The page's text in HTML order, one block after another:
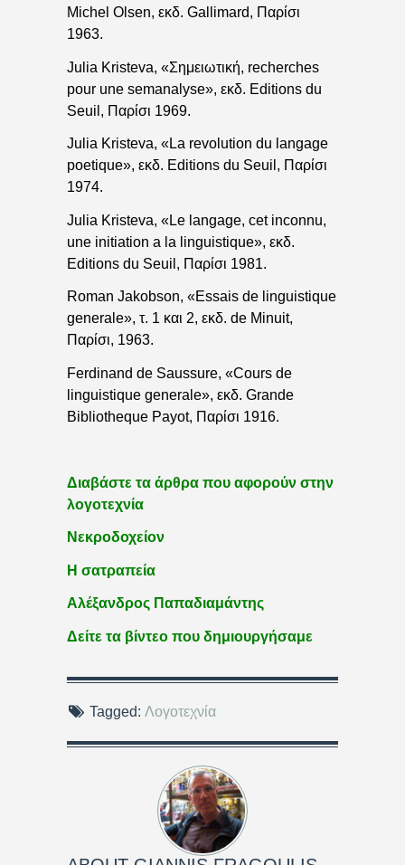
Michel Olsen, εκδ. Gallimard, Παρίσι
1963.
Julia Kristeva, «Σημειωτική, recherches
pour une semanalyse», εκδ. Editions du
Seuil, Παρίσι 1969.
Julia Kristeva, «La revolution du langage
poetique», εκδ. Editions du Seuil, Παρίσι
1974.
Julia Kristeva, «Le langage, cet inconnu,
une initiation a la linguistique», εκδ.
Editions du Seuil, Παρίσι 1981.
Roman Jakobson, «Essais de linguistique
generale», τ. 1 και 2, εκδ. de Minuit,
Παρίσι, 1963.
Ferdinand de Saussure, «Cours de
linguistique generale», εκδ. Grande
Bibliotheque Payot, Παρίσι 1916.
Διαβάστε τα άρθρα που αφορούν στην
λογοτεχνία
Νεκροδοχείον
Η σατραπεία
Αλέξανδρος Παπαδιαμάντης
Δείτε τα βίντεο που δημιουργήσαμε
Tagged: Λογοτεχνία